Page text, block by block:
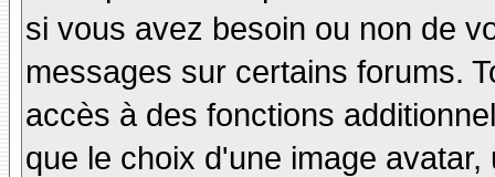
si vous avez besoin ou non de
messages sur certains forums.
accès à des fonctions
que le choix d'une image